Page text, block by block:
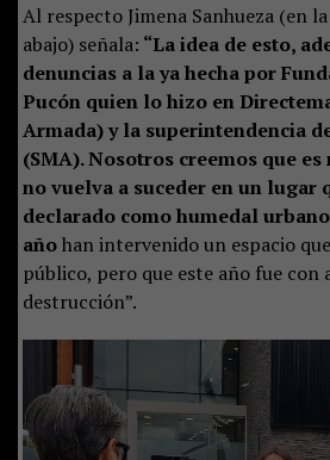
Al respecto Jimena Sanhueza (en
abajo) señala: “La idea de esto,
denuncias a la ya hecha por
Pucón quien lo hizo en
Armada) y la superintendencia
(SMA). Nosotros creemos que
no vuelva a suceder en un lugar
declarado como humedal
añohan intervenido un espacio
público, pero que este año fue con
destrucción”.